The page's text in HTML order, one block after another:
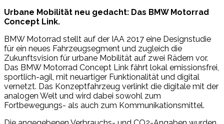
Urbane Mobilität neu gedacht: Das BMW Motorrad
Concept Link.
BMW Motorrad stellt auf der IAA 2017 eine Designstudie
für ein neues Fahrzeugsegment und zugleich die
Zukunftsvision für urbane Mobilität auf zwei Rädern vor.
Das BMW Motorrad Concept Link fährt lokal emissionsfrei,
sportlich-agil, mit neuartiger Funktionalität und digital
vernetzt. Das Konzeptfahrzeug verlinkt die digitale mit der
analogen Welt und wird dabei sowohl zum
Fortbewegungs- als auch zum Kommunikationsmittel.